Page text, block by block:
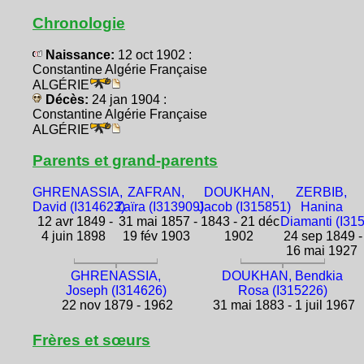
Chronologie
Naissance: 12 oct 1902 :
Constantine Algérie Française
ALGÉRIE
Décès: 24 jan 1904 :
Constantine Algérie Française
ALGÉRIE
Parents et grand-parents
GHRENASSIA,
David (I314623)
12 avr 1849 -
4 juin 1898
ZAFRAN,
Zaïra (I313909)
31 mai 1857 -
19 fév 1903
DOUKHAN,
Jacob (I315851)
1843 - 21 déc
1902
ZERBIB,
Hanina
Diamanti
24 sep 1849 -
16 mai 1927
GHRENASSIA,
Joseph (I314626)
22 nov 1879 - 1962
DOUKHAN, Bendkia
Rosa (I315226)
31 mai 1883 - 1 juil 1967
Frères et sœurs